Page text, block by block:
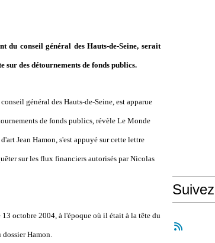
conseil général des Hauts-de-Seine, serait
des détournements de fonds publics.
général des Hauts-de-Seine, est apparue
de fonds publics, révèle Le Monde
Jean Hamon, s'est appuyé sur cette lettre
sur les flux financiers autorisés par Nicolas
octobre 2004, à l'époque où il était à la tête du
dossier Hamon.